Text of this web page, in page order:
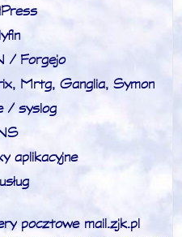
/ Forgejo
Mrtg, Ganglia, Symon
/ syslog
aplikacyjne
pocztowe mail.zjk.pl